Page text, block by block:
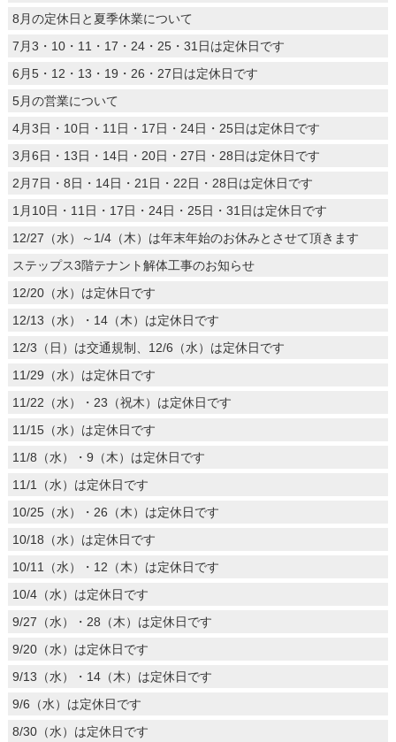
8月の定休日と夏季休業について
7月3・10・11・17・24・25・31日は定休日です
6月5・12・13・19・26・27日は定休日です
5月の営業について
4月3日・10日・11日・17日・24日・25日は定休日です
3月6日・13日・14日・20日・27日・28日は定休日です
2月7日・8日・14日・21日・22日・28日は定休日です
1月10日・11日・17日・24日・25日・31日は定休日です
12/27（水）～1/4（木）は年末年始のお休みとさせて頂きます
ステップス3階テナント解体工事のお知らせ
12/20（水）は定休日です
12/13（水）・14（木）は定休日です
12/3（日）は交通規制、12/6（水）は定休日です
11/29（水）は定休日です
11/22（水）・23（祝木）は定休日です
11/15（水）は定休日です
11/8（水）・9（木）は定休日です
11/1（水）は定休日です
10/25（水）・26（木）は定休日です
10/18（水）は定休日です
10/11（水）・12（木）は定休日です
10/4（水）は定休日です
9/27（水）・28（木）は定休日です
9/20（水）は定休日です
9/13（水）・14（木）は定休日です
9/6（水）は定休日です
8/30（水）は定休日です